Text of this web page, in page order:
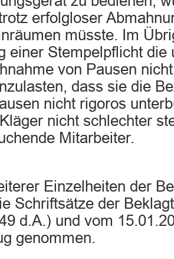
erfolgloser
müsste. Im
einer Stempelpflicht
von Pausen
dass sie die
nicht rigoros
nicht schlechter
Mitarbeiter.
Einzelheiten der
Schriftsätze der
d.A.) und vom
genommen.